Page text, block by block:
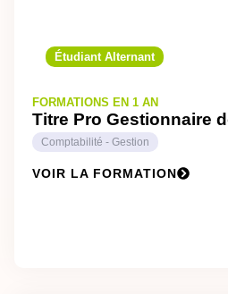
Étudiant Alternant
FORMATIONS EN 1 AN
Titre Pro Gestionnaire
Comptabilité - Gestion
VOIR LA FORMATION